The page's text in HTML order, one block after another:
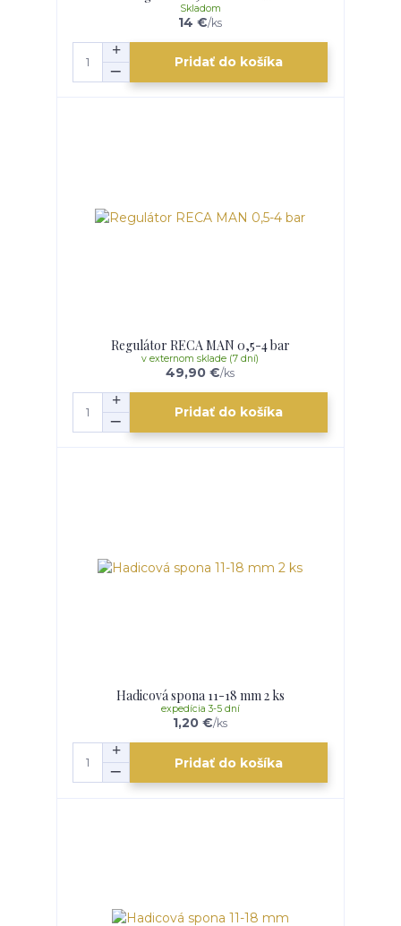
14 €/ks
Skladom
Pridať do košíka
Regulátor RECA MAN 0,5-4 bar
49,90 €/ks
v externom sklade (7 dní)
Pridať do košíka
Hadicová spona 11-18 mm 2 ks
1,20 €/ks
expedícia 3-5 dní
Pridať do košíka